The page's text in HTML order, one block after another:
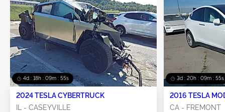
4d : 18h : 09m : 55s
2024 TESLA CYBERTRUCK
IL - CASEYVILLE
3d : 20h : 09m : 55s
2016 TESLA
CA - FREMONT